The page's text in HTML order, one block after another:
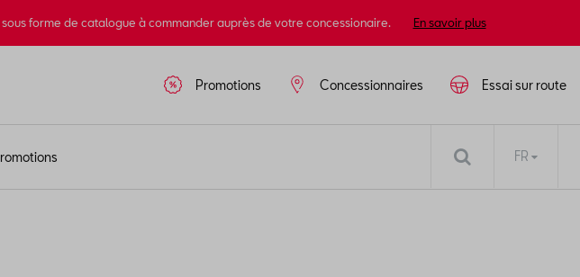
forme de catalogue à commander auprès de votre concessionaire. En savoir plus
Essai sur route
Concessionnaires
Promotions
FR